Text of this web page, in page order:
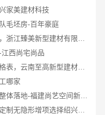
家美建材科技
毛坯房-百年豪庭
西尚宅尚品
呈贡一站式装修服务价格表，云南至高新型建材有限公司
哪家
旧房室内家装自有工厂整体落地-福建尚艺空间新材料科技有限公司
绍兴上虞区个性化家装定制无隐形增项选择绍兴卓鑫装饰材料有限公司